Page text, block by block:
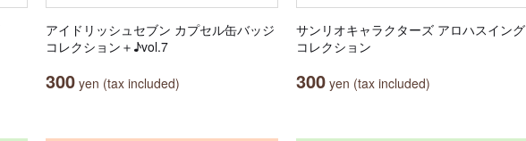
アイドリッシュセブン カプセル缶バッジ
コレクション＋♪vol.7
300 yen (tax included)
サンリオキャラクターズ アロハスイング
コレクション
300 yen (tax included)